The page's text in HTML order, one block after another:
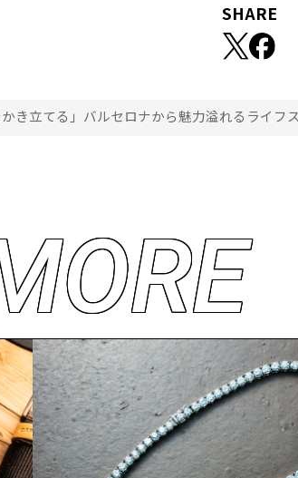
SHARE
き立てる」バルセロナから魅力溢れるライフ
ORE